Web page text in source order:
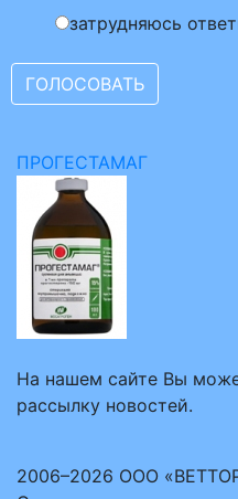
затрудняюсь
ПРОГЕСТАМАГ
На нашем сайте Вы
рассылку новостей.
2006–2026 ООО